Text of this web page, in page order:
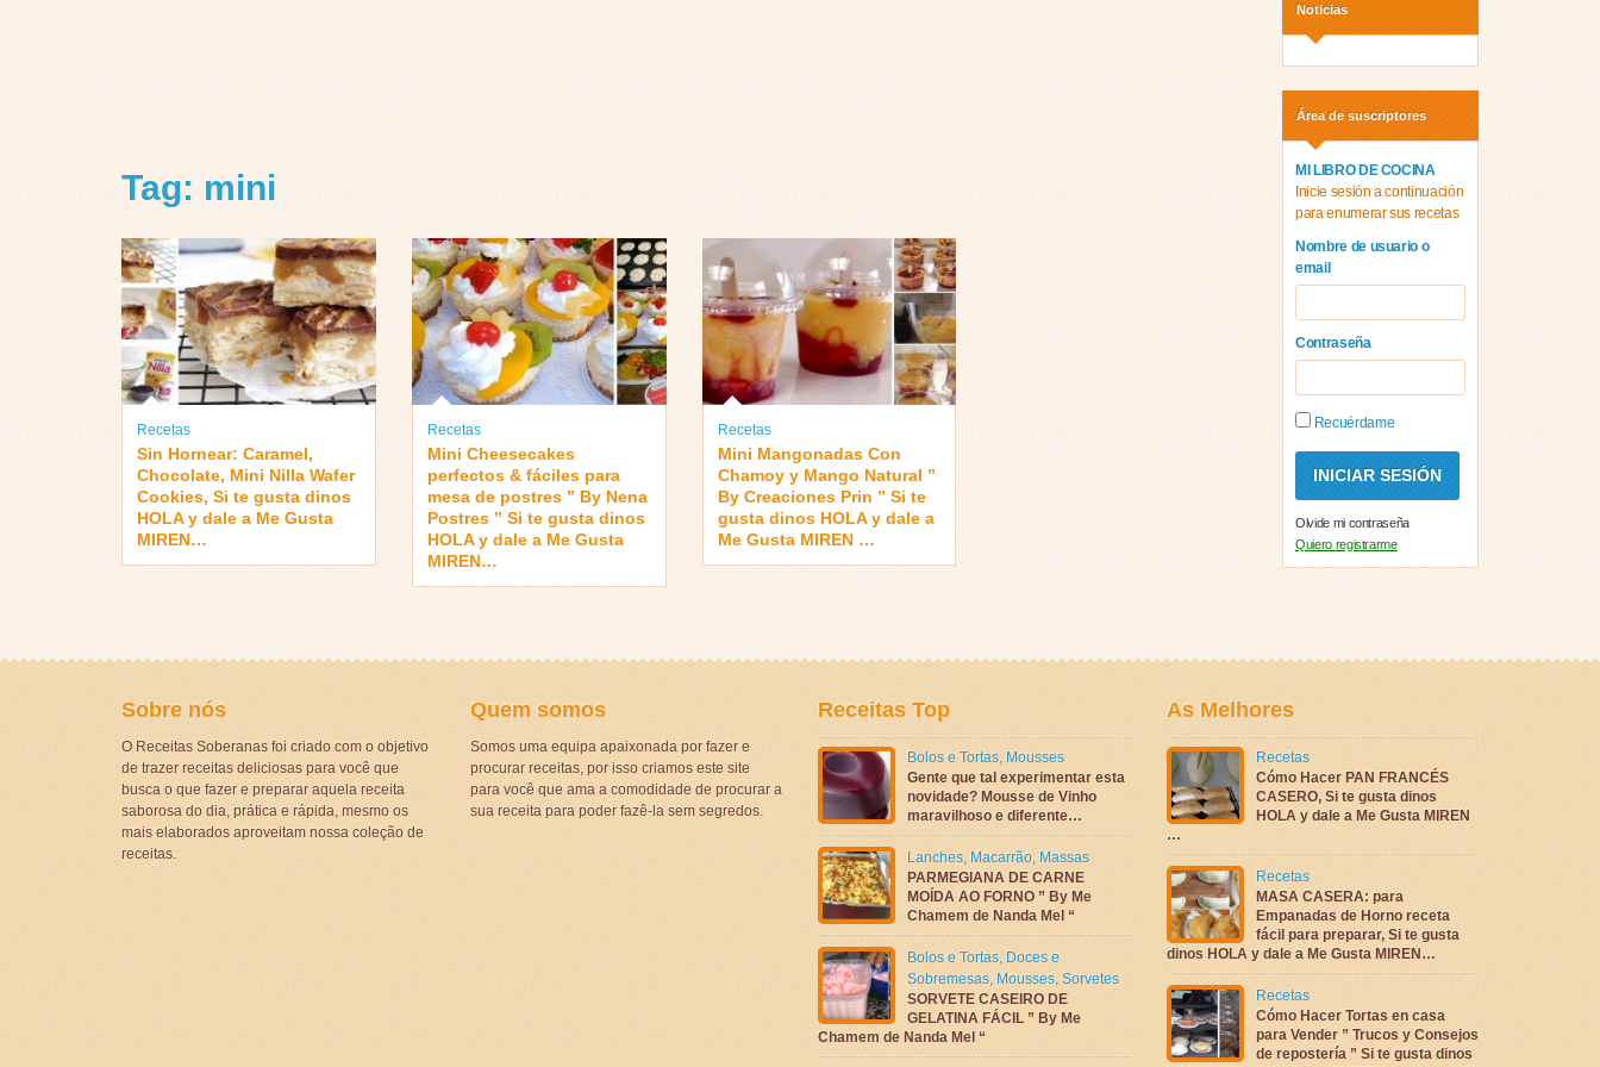
Tag: mini
Recetas
Sin Hornear: Caramel,
Chocolate, Mini Nilla Wafer
Cookies, Si te gusta dinos
HOLA y dale a Me Gusta
MIREN…
Recetas
Mini Cheesecakes
perfectos & fáciles para
mesa de postres ” By Nena
Postres ” Si te gusta dinos
HOLA y dale a Me Gusta
MIREN…
Recetas
Mini Mangonadas Con
Chamoy y Mango Natural ”
By Creaciones Prin ” Si te
gusta dinos HOLA y dale a
Me Gusta MIREN …
Noticias
Área de suscriptores
MI LIBRO DE COCINA
Inicie sesión a continuación
para enumerar sus recetas
Nombre de usuario o
email
Contraseña
Recuérdame
Olvide mi contraseña
Quiero registrarme
Sobre nós
O Receitas Soberanas foi criado com o objetivo
de trazer receitas deliciosas para você que
busca o que fazer e preparar aquela receita
saborosa do dia, prática e rápida, mesmo os
mais elaborados aproveitam nossa coleção de
receitas.
Quem somos
Somos uma equipa apaixonada por fazer e
procurar receitas, por isso criamos este site
para você que ama a comodidade de procurar a
sua receita para poder fazê-la sem segredos.
Receitas Top
Bolos e Tortas, Mousses
Gente que tal experimentar esta
novidade? Mousse de Vinho
maravilhoso e diferente…
Lanches, Macarrão, Massas
PARMEGIANA DE CARNE
MOÍDA AO FORNO ” By Me
Chamem de Nanda Mel “
Bolos e Tortas, Doces e
Sobremesas, Mousses, Sorvetes
SORVETE CASEIRO DE
GELATINA FÁCIL ” By Me
Chamem de Nanda Mel “
As Melhores
Recetas
Cómo Hacer PAN FRANCÉS
CASERO, Si te gusta dinos
HOLA y dale a Me Gusta MIREN
…
Recetas
MASA CASERA: para
Empanadas de Horno receta
fácil para preparar, Si te gusta
dinos HOLA y dale a Me Gusta MIREN…
Recetas
Cómo Hacer Tortas en casa
para Vender ” Trucos y Consejos
de repostería ” Si te gusta dinos